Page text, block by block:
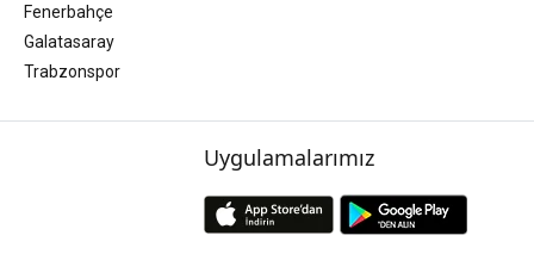
Fenerbahçe
Galatasaray
Trabzonspor
Uygulamalarımız